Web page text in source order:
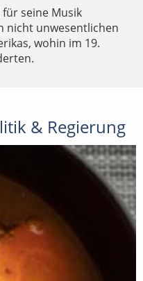
seine Musik
nicht unwesentlichen
wohin im 19.
& Regierung